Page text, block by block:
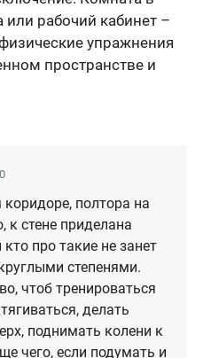
рабочий кабинет –
упражнения
пространстве и
полтора на
к стене приделана
про такие не занет
степенями.
чтоб тренироваться
делать
поднимать колени к
чего, если подумать и